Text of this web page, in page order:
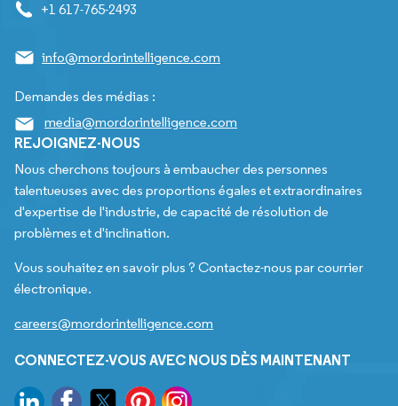
+1 617-765-2493
info@mordorintelligence.com
Demandes des médias :
media@mordorintelligence.com
REJOIGNEZ-NOUS
Nous cherchons toujours à embaucher des personnes
talentueuses avec des proportions égales et extraordinaires
d'expertise de l'industrie, de capacité de résolution de
problèmes et d'inclination.
Vous souhaitez en savoir plus ? Contactez-nous par courrier
électronique.
careers@mordorintelligence.com
CONNECTEZ-VOUS AVEC NOUS DÈS MAINTENANT